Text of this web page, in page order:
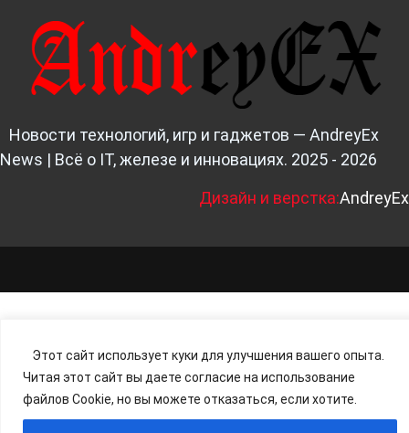
Этот сайт использует куки для улучшения вашего опыта.
Читая этот сайт вы даете согласие на использование
файлов Cookie, но вы можете отказаться, если хотите.
Новости технологий, игр и гаджетов — AndreyEx
News | Всё о IT, железе и инновациях. 2025 - 2026
Дизайн и верстка:AndreyEx